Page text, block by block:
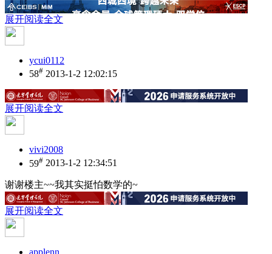
展开阅读全文
ycui0112
58# 2013-1-2 12:02:15
展开阅读全文
vivi2008
59# 2013-1-2 12:34:51
谢谢楼主~~我其实挺怕数学的~
展开阅读全文
applenn